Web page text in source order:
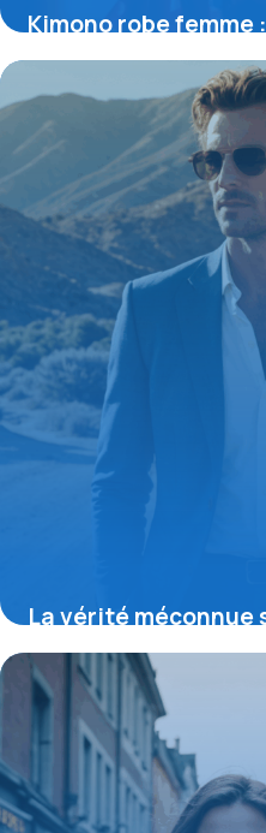
Kimono robe femme
réinventée pour la
17 mai 2026
La vérité méconnue
l’histoire
mode masculine
11 septembre 2025